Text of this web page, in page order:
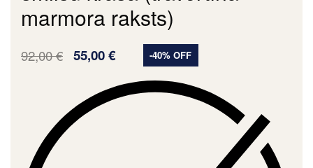
marmora raksts)
92,00€ 55,00€ -40% OFF